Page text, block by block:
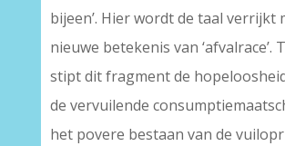
bijeen’. Hier wordt de taal verrijkt
nieuwe betekenis van ‘afvalrace’.
stipt dit fragment de
de vervuilende
het povere bestaan van de